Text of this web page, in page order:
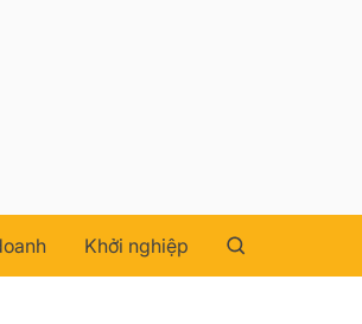
Khởi nghiệp